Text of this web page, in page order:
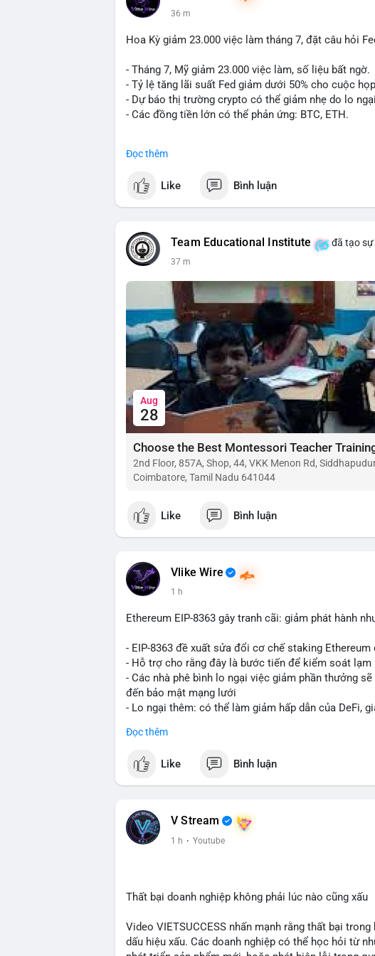
36 m
Hoa Kỳ giảm 23.000 việc làm tháng 7, đặt câu hỏi
- Tháng 7, Mỹ giảm 23.000 việc làm, số liệu bất ngờ.
- Tỷ lệ tăng lãi suất Fed giảm dưới 50% cho cuộc
- Dự báo thị trường crypto có thể giảm nhẹ do lo
- Các đồng tiền lớn có thể phản ứng: BTC, ETH.
#vlikevn #titanbot
📰 Nguồn: CoinDesk
Đọc thêm
Like Bình luận
Team Educational Institute đã tạo sự
37 m
Aug
28
2nd Floor, 857A, Shop, 44, VKK Menon Rd,
Coimbatore, Tamil Nadu 641044
Like Bình luận
Vlike Wire
1 h
Ethereum EIP-8363 gây tranh cãi: giảm phát hành
- EIP-8363 đề xuất sửa đổi cơ chế staking
- Hỗ trợ cho rằng đây là bước tiến để kiểm soát lạm
- Các nhà phê bình lo ngại việc giảm phần thưởng
đến bảo mật mạng lưới
- Lo ngại thêm: có thể làm giảm hấp dẫn của DeFi,
- Diễn ra trong bối cảnh Ethereum đang cân bằng
#binancesquare
#cryptonews #eth
#vlikevn #titanbot
Đọc thêm
Like Bình luận
V Stream
1 h · Youtube
Thất bại doanh nghiệp không phải lúc nào cũng xấu
Video VIETSUCCESS nhấn mạnh rằng thất bại
dấu hiệu xấu. Các doanh nghiệp có thể học hỏi từ